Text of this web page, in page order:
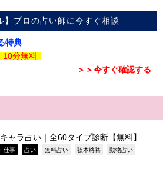
】プロの占い師に今すぐ相談
特典
10分無料
＞＞今すぐ確認する
ャラ占い｜全60タイプ診断【無料】
仕事 占い 無料占い 弦本將裕 動物占い